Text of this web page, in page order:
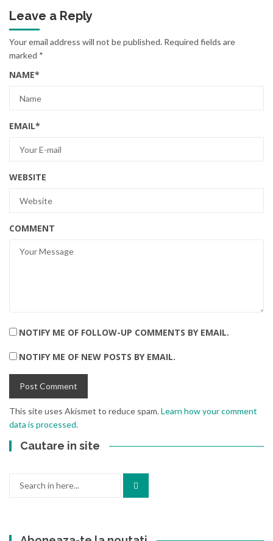
Leave a Reply
Your email address will not be published. Required fields are
marked *
NAME*
EMAIL*
WEBSITE
COMMENT
NOTIFY ME OF FOLLOW-UP COMMENTS BY EMAIL.
NOTIFY ME OF NEW POSTS BY EMAIL.
This site uses Akismet to reduce spam.Learn how your comment
data is processed.
Cautare in site